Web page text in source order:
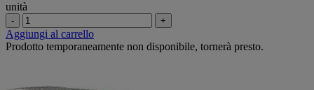
unità
- +
Aggiungi al carrello
Prodotto temporaneamente non disponibile, tornerà presto.